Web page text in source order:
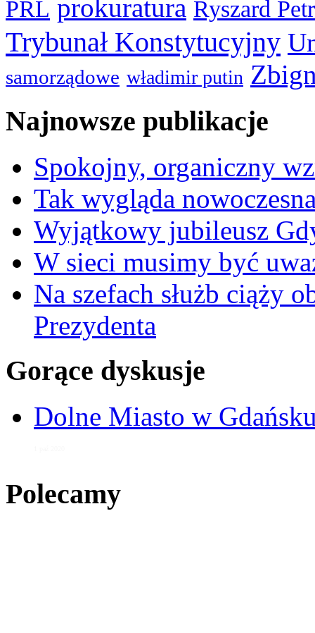
PRL prokuratura Ryszard
Trybunał Konstytucyjny
samorządowe władimir putin
Najnowsze publikacje
Spokojny, organiczny
Tak wygląda
Wyjątkowy jubileusz
W sieci musimy być
Na szefach służb ciąży
Prezydenta
Gorące dyskusje
Dolne Miasto w
Polecamy